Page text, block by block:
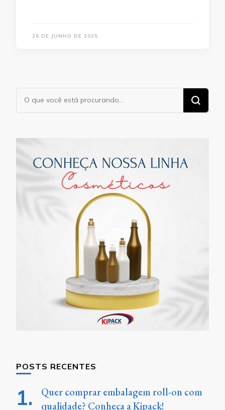
26 DE JUNHO DE 2025
Procurando
algo?
POSTS RECENTES
Quer comprar embalagem roll-on com
qualidade? Conheça a Kipack!